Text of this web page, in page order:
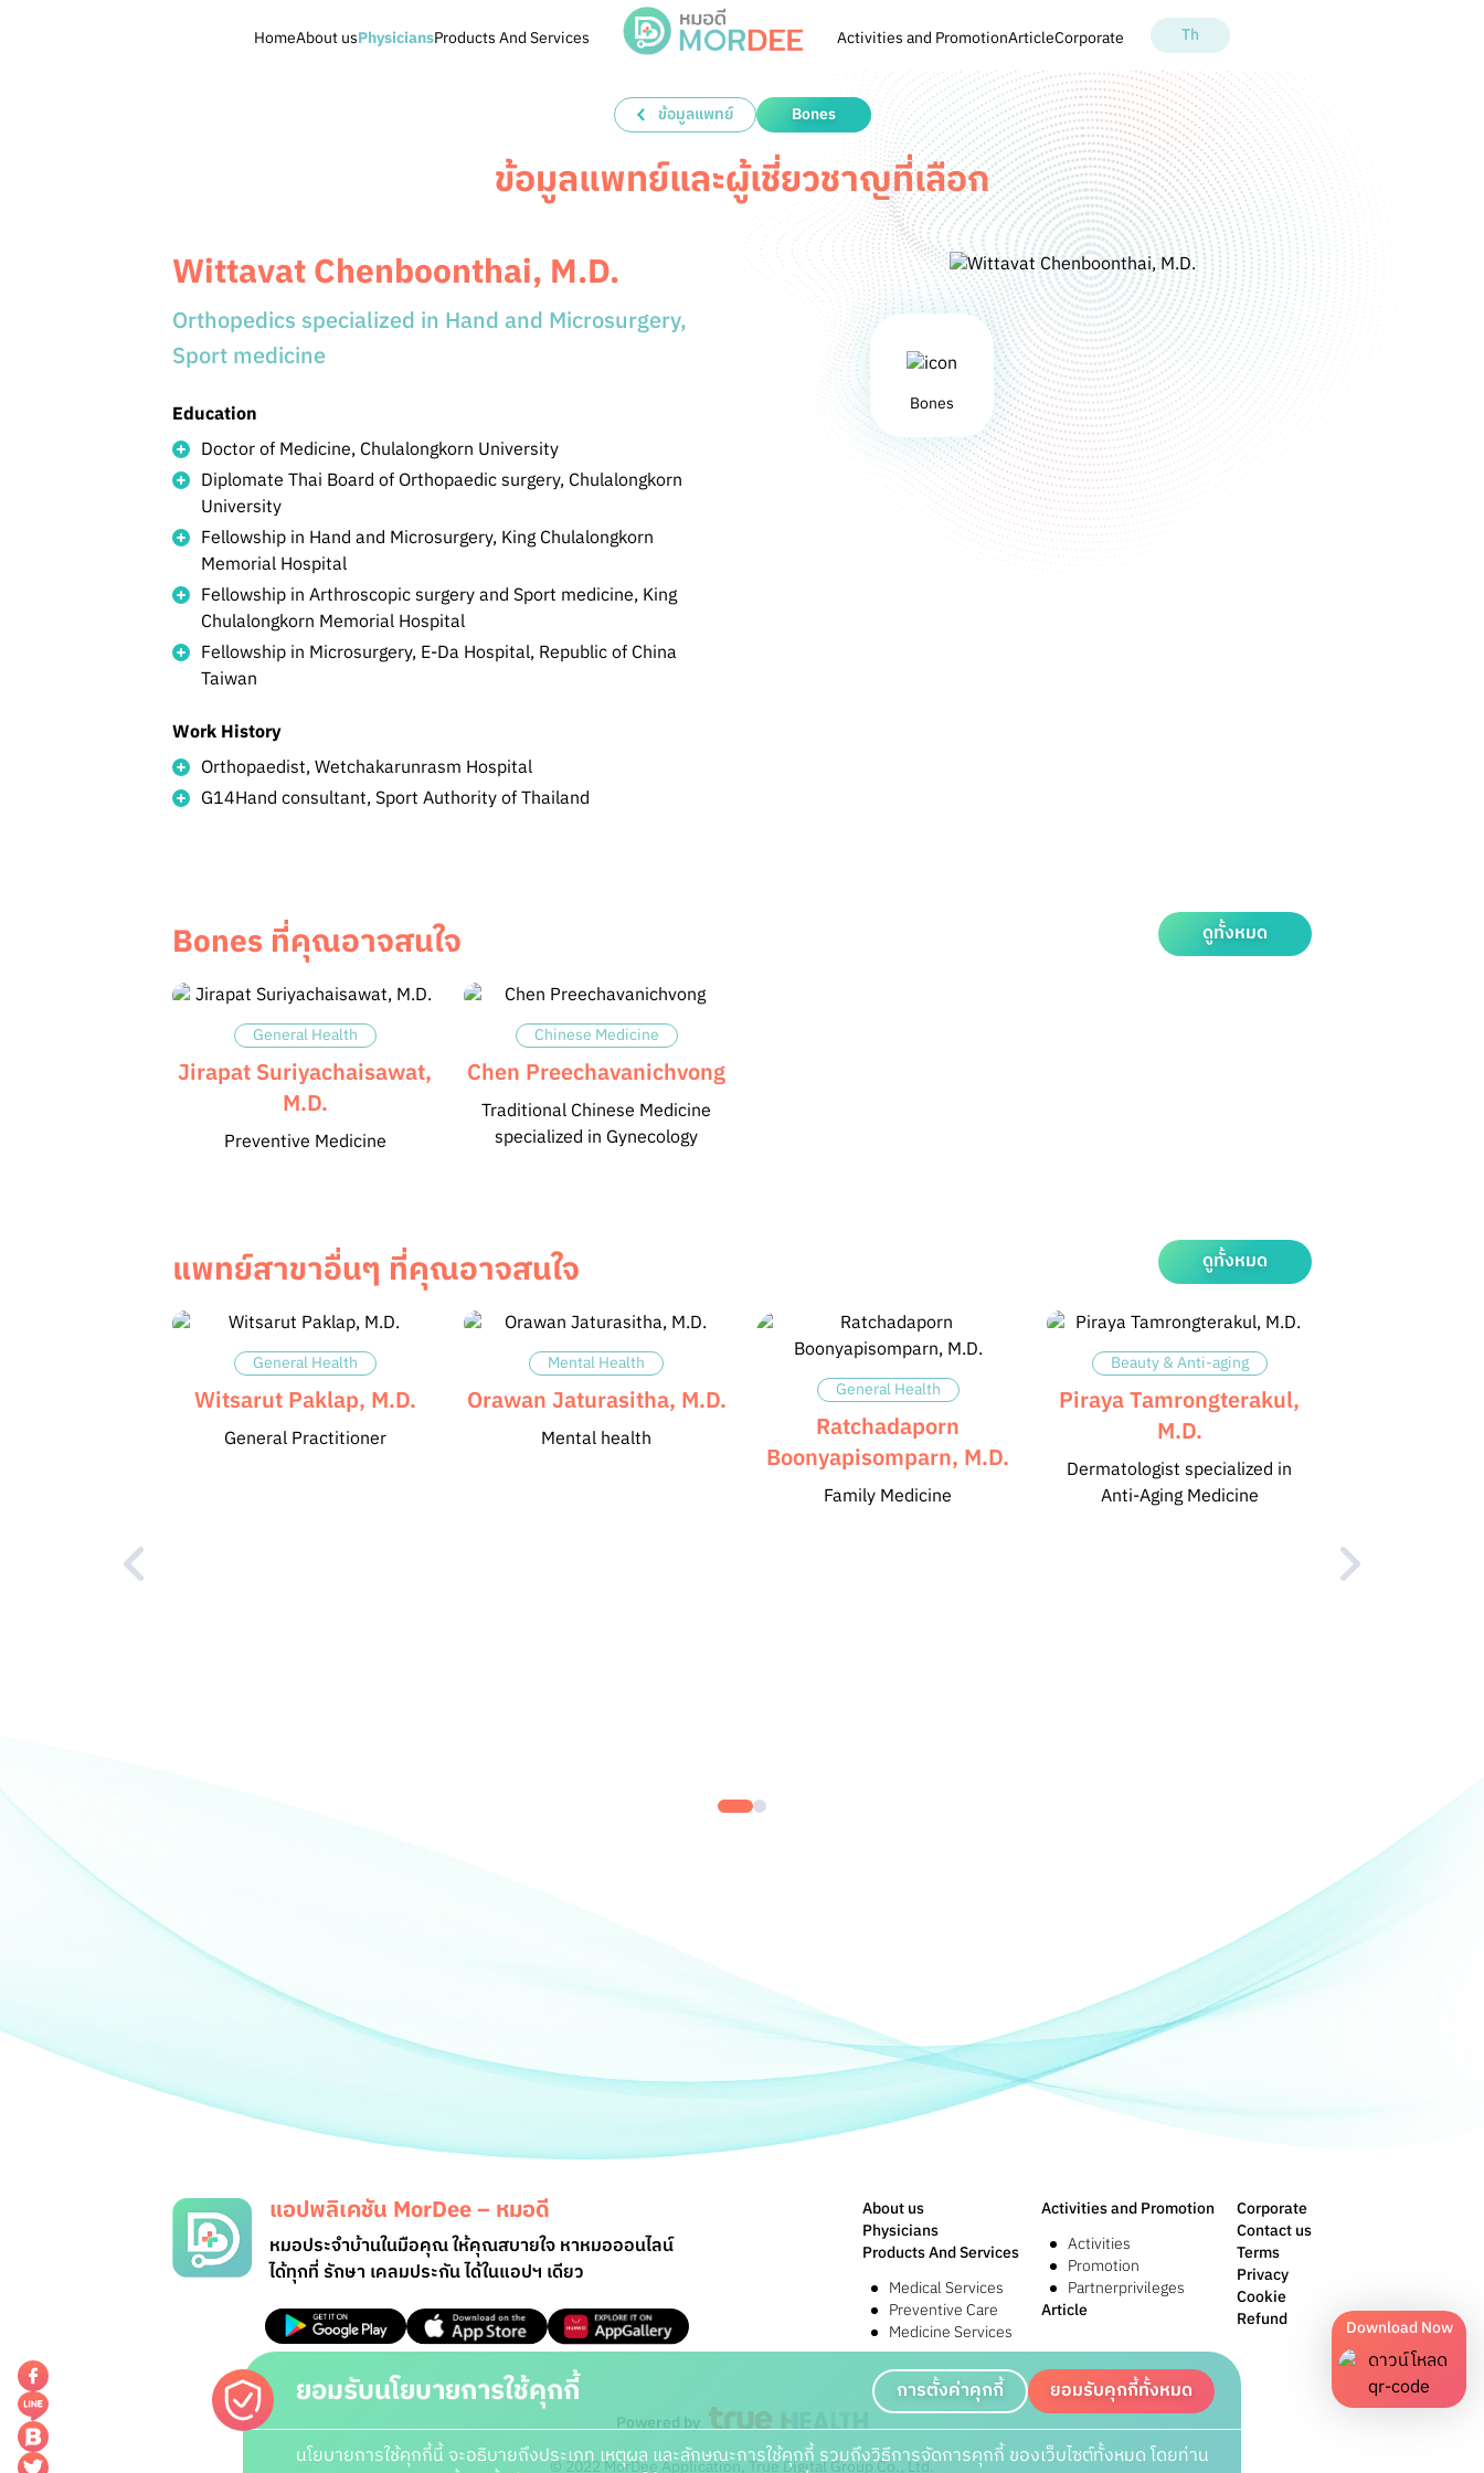
HomeAbout usPhysiciansProducts And Services Activities and PromotionArticleCorporate Th
Download Now
ข้อมูลแพทย์ Bones
ข้อมูลแพทย์และผู้เชี่ยวชาญที่เลือก
Wittavat Chenboonthai, M.D.
Orthopedics specialized in Hand and Microsurgery,
Sport medicine
Education
Doctor of Medicine, Chulalongkorn University
Diplomate Thai Board of Orthopaedic surgery, Chulalongkorn
University
Fellowship in Hand and Microsurgery, King Chulalongkorn
Memorial Hospital
Fellowship in Arthroscopic surgery and Sport medicine, King
Chulalongkorn Memorial Hospital
Fellowship in Microsurgery, E-Da Hospital, Republic of China
Taiwan
Work History
Orthopaedist, Wetchakarunrasm Hospital
G14Hand consultant, Sport Authority of Thailand
Bones
Bones ที่คุณอาจสนใจ ดูทั้งหมด
General Health
Jirapat Suriyachaisawat,
M.D.
Preventive Medicine
Chinese Medicine
Chen Preechavanichvong
Traditional Chinese Medicine
specialized in Gynecology
แพทย์สาขาอื่นๆ ที่คุณอาจสนใจ ดูทั้งหมด
General Health
Witsarut Paklap, M.D.
General Practitioner
Mental Health
Orawan Jaturasitha, M.D.
Mental health
General Health
Ratchadaporn
Boonyapisomparn, M.D.
Family Medicine
Beauty & Anti-aging
Piraya Tamrongterakul,
M.D.
Dermatologist specialized in
Anti-Aging Medicine
ยอมรับนโยบายการใช้คุกกี้ การตั้งค่าคุกกี้ ยอมรับคุกกี้ทั้งหมด
นโยบายการใช้คุกกี้นี้ จะอธิบายถึงประเภท เหตุผล และลักษณะการใช้คุกกี้ รวมถึงวิธีการจัดการคุกกี้ ของเว็บไซต์ทั้งหมด โดยท่าน
แอปพลิเคชัน MorDee – หมอดี
หมอประจำบ้านในมือคุณ ให้คุณสบายใจ หาหมอออนไลน์
ได้ทุกที่ รักษา เคลมประกัน ได้ในแอปฯ เดียว
About us
Physicians
Products And Services
Medical Services
Preventive Care
Medicine Services
Activities and Promotion
Activities
Promotion
Partnerprivileges
Article
Corporate
Contact us
Terms
Privacy
Cookie
Refund
Powered by
© 2022 MorDee Application, True Digital Group Co., Ltd.